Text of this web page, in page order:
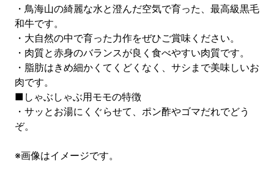
・鳥海山の綺麗な水と澄んだ空気で育った、最高級黒毛
和牛です。
・大自然の中で育った力作をぜひご賞味ください。
・肉質と赤身のバランスが良く食べやすい肉質です。
・脂肪はきめ細かくてくどくなく、サシまで美味しいお
肉です。
■しゃぶしゃぶ用モモの特徴
・サッとお湯にくぐらせて、ポン酢やゴマだれでどう
ぞ。
※画像はイメージです。